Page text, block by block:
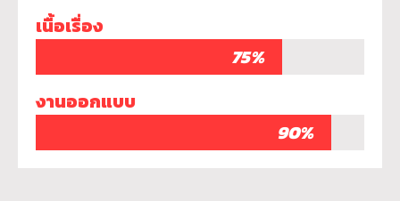
เนื้อเรื่อง
75%
งานออกแบบ
90%